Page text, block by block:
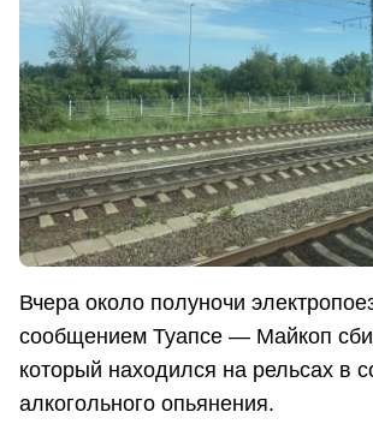
Вчера около полуночи
сообщением Туапсе — Майкоп
который находился на рельсах в
алкогольного опьянения.